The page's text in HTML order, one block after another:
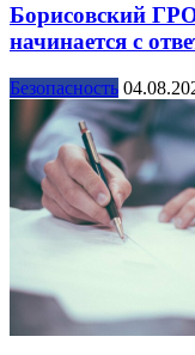
Борисовский
начинается с
Безопасность